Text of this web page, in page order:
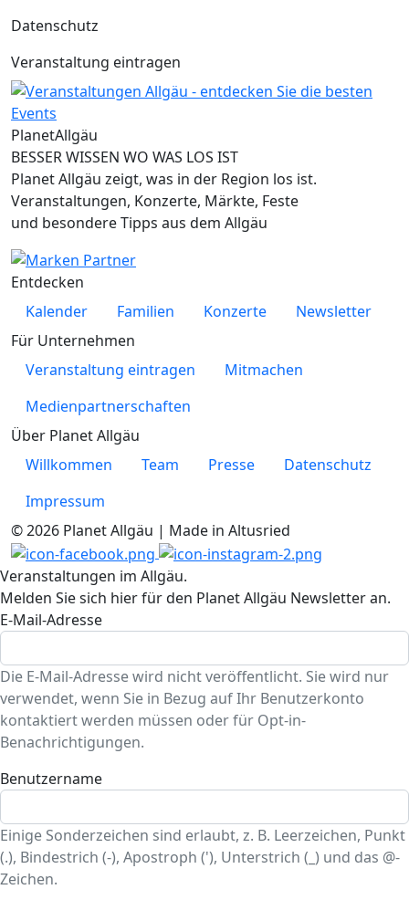
Datenschutz
Veranstaltung eintragen
PlanetAllgäu
BESSER WISSEN WO WAS LOS IST
Planet Allgäu zeigt, was in der Region los ist.
Veranstaltungen, Konzerte, Märkte, Feste
und besondere Tipps aus dem Allgäu
Entdecken
Kalender
Familien Konzerte
Newsletter
Für Unternehmen
Veranstaltung eintragen
Mitmachen
Medienpartnerschaften
Über Planet Allgäu
Willkommen
Team Presse
Datenschutz
Impressum
© 2026 Planet Allgäu | Made in Altusried
Veranstaltungen im Allgäu.
Melden Sie sich hier für den Planet Allgäu Newsletter an.
E-Mail-Adresse
Die E-Mail-Adresse wird nicht veröffentlicht. Sie wird nur
verwendet, wenn Sie in Bezug auf Ihr Benutzerkonto
kontaktiert werden müssen oder für Opt-in-
Benachrichtigungen.
Benutzername
Einige Sonderzeichen sind erlaubt, z. B. Leerzeichen, Punkt
(.), Bindestrich (-), Apostroph ('), Unterstrich (_) und das @-
Zeichen.